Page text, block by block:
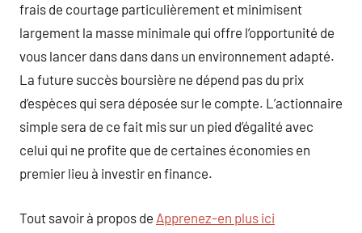
frais de courtage particulièrement et minimisent
largement la masse minimale qui offre l’opportunité de
vous lancer dans dans dans un environnement adapté.
La future succès boursière ne dépend pas du prix
d’espèces qui sera déposée sur le compte. L’actionnaire
simple sera de ce fait mis sur un pied d’égalité avec
celui qui ne profite que de certaines économies en
premier lieu à investir en finance.
Tout savoir à propos de Apprenez-en plus ici